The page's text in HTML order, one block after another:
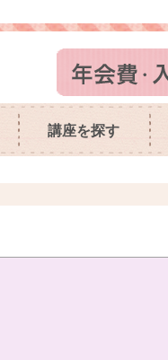
講座を探す